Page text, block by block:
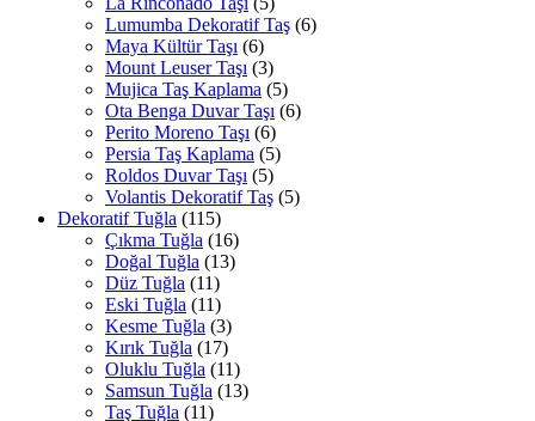
Lumumba Dekoratif Taş (6)
Maya Kültür Taşı (6)
Mount Leuser Taşı (3)
Mujica Taş Kaplama (5)
Ota Benga Duvar Taşı (6)
Perito Moreno Taşı (6)
Persia Taş Kaplama (5)
Roldos Duvar Taşı (5)
Volantis Dekoratif Taş (5)
Dekoratif Tuğla (115)
Çıkma Tuğla (16)
Doğal Tuğla (13)
Düz Tuğla (11)
Eski Tuğla (11)
Kesme Tuğla (3)
Kırık Tuğla (17)
Oluklu Tuğla (11)
Samsun Tuğla (13)
Taş Tuğla (11)